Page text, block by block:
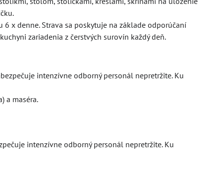
x denne. Strava sa poskytuje na základe odporúčaní
zariadenia z čerstvých surovín každý deň.
intenzívne odborný personál nepretržite. Ku
a maséra.
intenzívne odborný personál nepretržite. Ku